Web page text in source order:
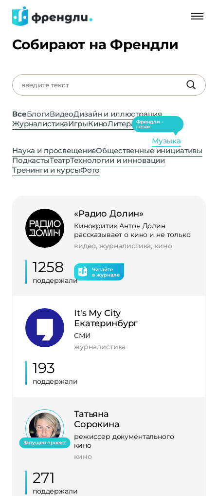
Собирают на Френдли
ВсеБлогиВидеоДизайн и иллюстрация
ЖурналистикаИгрыКиноЛитература
Френдли -
сезон
Музыка
Наука и просвещениеОбщественные инициативы
ПодкастыТеатрТехнологии и инновации
Тренинги и курсыФото
«Радио Долин»
Кинокритик Антон Долин
рассказывает о кино и не только
видео, журналистика, кино
1258
поддержали
Читайте
в журнале
It's My City
Екатеринбург
СМИ
журналистика
193
поддержали
Запущен проект!
Татьяна
Сорокина
режиссер документального
кино
кино
271
поддержали